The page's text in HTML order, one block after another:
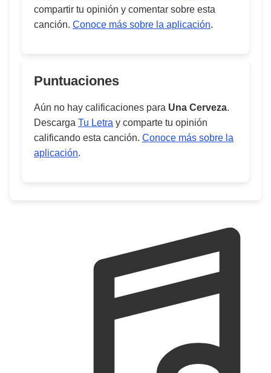
compartir tu opinión y comentar sobre esta
canción. Conoce más sobre la aplicación.
Puntuaciones
Aún no hay calificaciones para Una Cerveza.
Descarga Tu Letra y comparte tu opinión
calificando esta canción. Conoce más sobre la
aplicación.